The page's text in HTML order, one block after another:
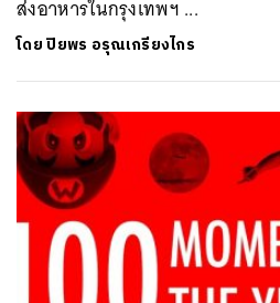
ส่งอาหารในกรุงเทพฯ ...
โดยปิยพร อรุณเกรียงไกร